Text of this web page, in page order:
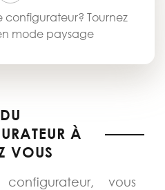
configurateur? Tournez
mode paysage
DU
À
VOUS
vous